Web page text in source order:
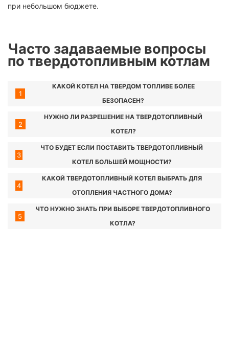
при небольшом бюджете.
Часто задаваемые вопросы
по твердотопливным котлам
1
КАКОЙ КОТЕЛ НА ТВЕРДОМ ТОПЛИВЕ БОЛЕЕ
БЕЗОПАСЕН?
2
НУЖНО ЛИ РАЗРЕШЕНИЕ НА ТВЕРДОТОПЛИВНЫЙ
КОТЕЛ?
3
ЧТО БУДЕТ ЕСЛИ ПОСТАВИТЬ ТВЕРДОТОПЛИВНЫЙ
КОТЕЛ БОЛЬШЕЙ МОЩНОСТИ?
4
КАКОЙ ТВЕРДОТОПЛИВНЫЙ КОТЕЛ ВЫБРАТЬ ДЛЯ
ОТОПЛЕНИЯ ЧАСТНОГО ДОМА?
5
ЧТО НУЖНО ЗНАТЬ ПРИ ВЫБОРЕ ТВЕРДОТОПЛИВНОГО
КОТЛА?